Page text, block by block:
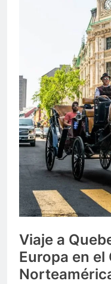
Viaje a
Europa en